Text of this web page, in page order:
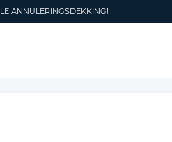
ANNULERINGSDEKKING!